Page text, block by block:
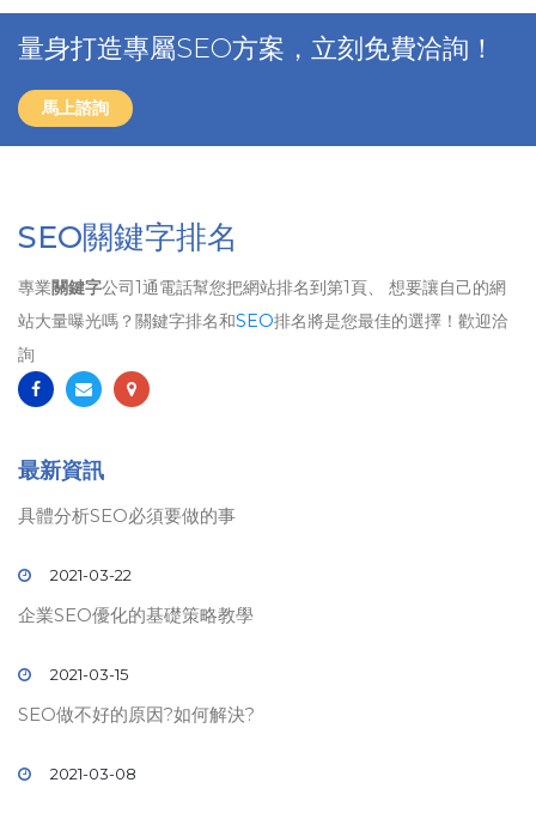
量身打造專屬SEO方案，立刻免費洽詢！
馬上諮詢
SEO關鍵字排名
專業關鍵字公司1通電話幫您把網站排名到第1頁、 想要讓自己的網
站大量曝光嗎？關鍵字排名和SEO排名將是您最佳的選擇！歡迎洽
詢
最新資訊
具體分析SEO必須要做的事
2021-03-22
企業SEO優化的基礎策略教學
2021-03-15
SEO做不好的原因?如何解決?
2021-03-08